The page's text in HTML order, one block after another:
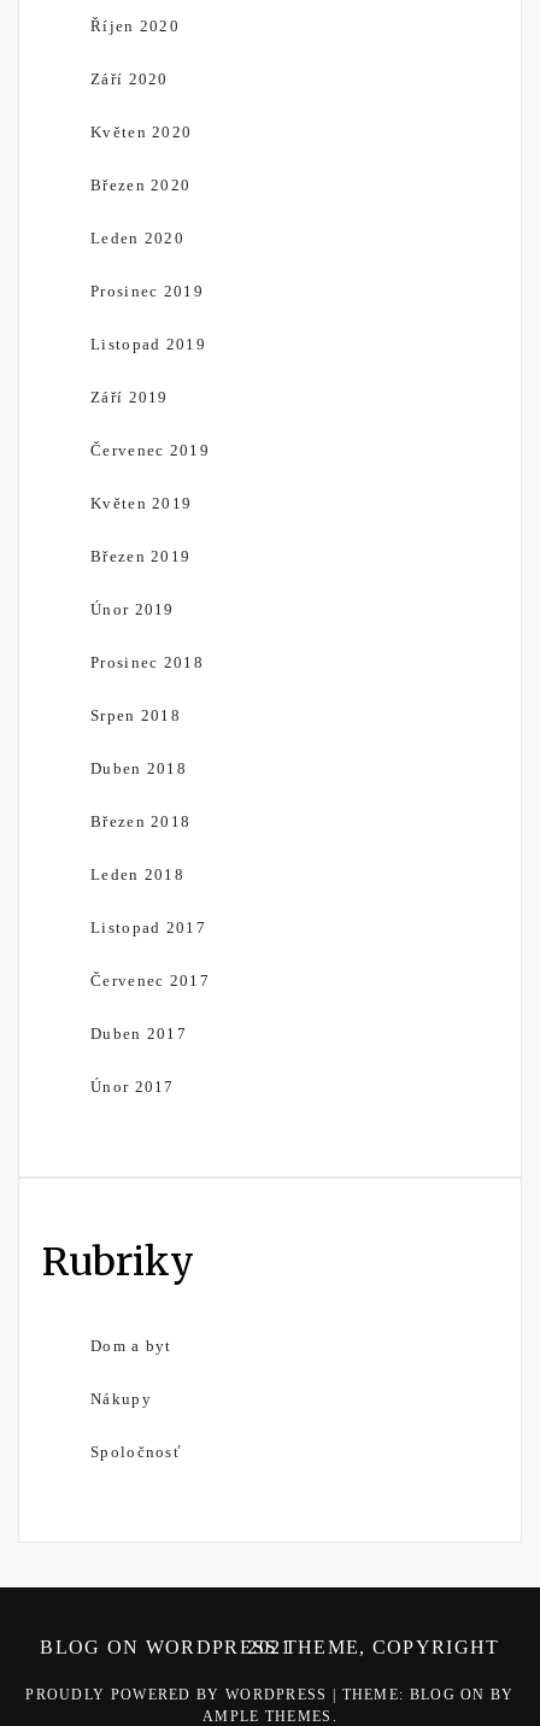
Říjen 2020
Září 2020
Květen 2020
Březen 2020
Leden 2020
Prosinec 2019
Listopad 2019
Září 2019
Červenec 2019
Květen 2019
Březen 2019
Únor 2019
Prosinec 2018
Srpen 2018
Duben 2018
Březen 2018
Leden 2018
Listopad 2017
Červenec 2017
Duben 2017
Únor 2017
Rubriky
Dom a byt
Nákupy
Spoločnosť
BLOG ON WORDPRESS THEME, COPYRIGHT 2021
PROUDLY POWERED BY WORDPRESS
THEME: BLOG ON BY
AMPLE THEMES .